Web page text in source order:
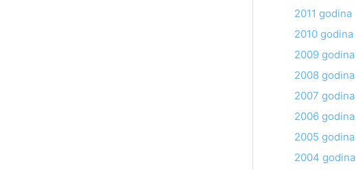
2011 godina
2010 godina
2009 godina
2008 godina
2007 godina
2006 godina
2005 godina
2004 godina